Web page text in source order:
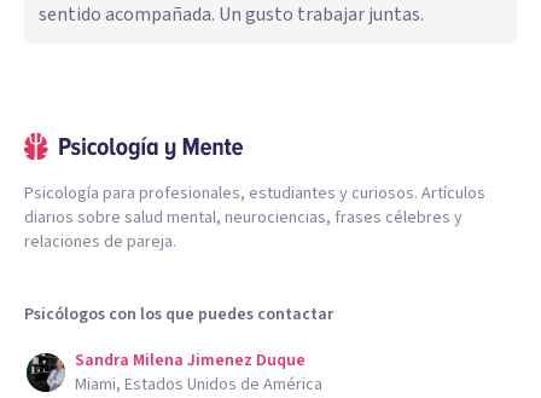
sentido acompañada. Un gusto trabajar juntas.
Psicología para profesionales, estudiantes y curiosos. Artículos
diarios sobre salud mental, neurociencias, frases célebres y
relaciones de pareja.
Psicólogos con los que puedes contactar
Sandra Milena Jimenez Duque
Miami, Estados Unidos de América